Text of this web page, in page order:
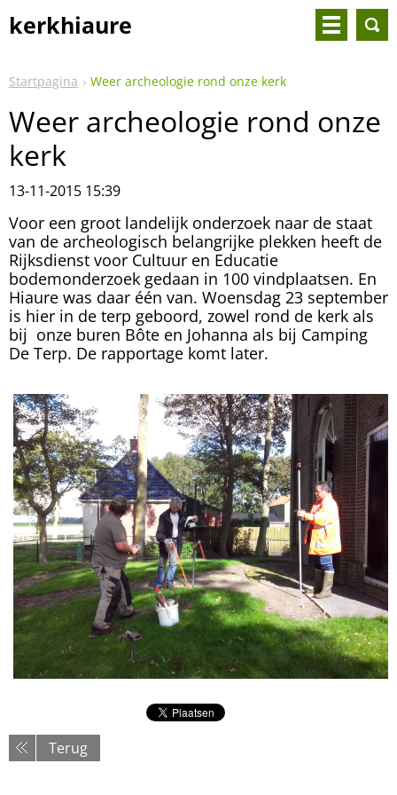
kerkhiaure
Startpagina Weer archeologie rond onze kerk
Weer archeologie rond onze
kerk
13-11-2015 15:39
Voor een groot landelijk onderzoek naar de staat
van de archeologisch belangrijke plekken heeft de
Rijksdienst voor Cultuur en Educatie
bodemonderzoek gedaan in 100 vindplaatsen. En
Hiaure was daar één van. Woensdag 23 september
is hier in de terp geboord, zowel rond de kerk als
bij onze buren Bôte en Johanna als bij Camping
De Terp. De rapportage komt later.
Terug